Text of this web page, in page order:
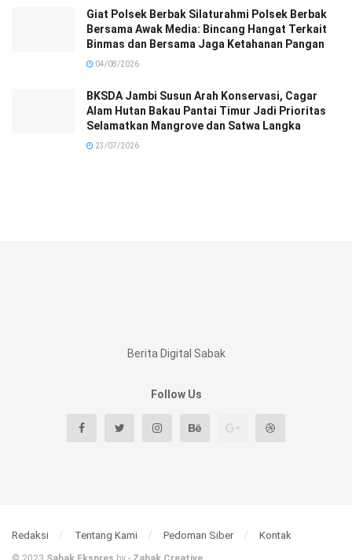
Giat Polsek Berbak Silaturahmi Polsek Berbak
Bersama Awak Media: Bincang Hangat Terkait
Binmas dan Bersama Jaga Ketahanan Pangan
04/08/2026
BKSDA Jambi Susun Arah Konservasi, Cagar
Alam Hutan Bakau Pantai Timur Jadi Prioritas
Selamatkan Mangrove dan Satwa Langka
23/07/2026
Berita Digital Sabak
Follow Us
Redaksi Tentang Kami Pedoman Siber Kontak